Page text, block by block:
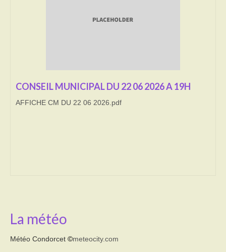
Correspondants de presse
LE BRULAGE DES VEGETAUX
CONSEIL MUNICIPAL DU 22 06 2026 A 19H
AFFICHE CM DU 22 06 2026.pdf
La météo
Météo Condorcet ©meteocity.com